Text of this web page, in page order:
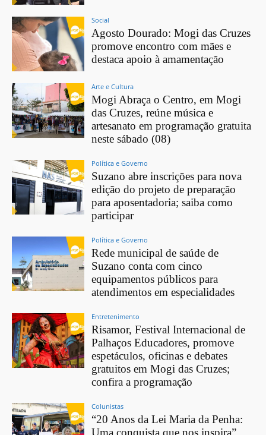
Social
Agosto Dourado: Mogi das Cruzes
promove encontro com mães e
destaca apoio à amamentação
Arte e Cultura
Mogi Abraça o Centro, em Mogi
das Cruzes, reúne música e
artesanato em programação gratuita
neste sábado (08)
Política e Governo
Suzano abre inscrições para nova
edição do projeto de preparação
para aposentadoria; saiba como
participar
Política e Governo
Rede municipal de saúde de
Suzano conta com cinco
equipamentos públicos para
atendimentos em especialidades
Entretenimento
Risamor, Festival Internacional de
Palhaços Educadores, promove
espetáculos, oficinas e debates
gratuitos em Mogi das Cruzes;
confira a programação
Colunistas
“20 Anos da Lei Maria da Penha:
Uma conquista que nos inspira”,